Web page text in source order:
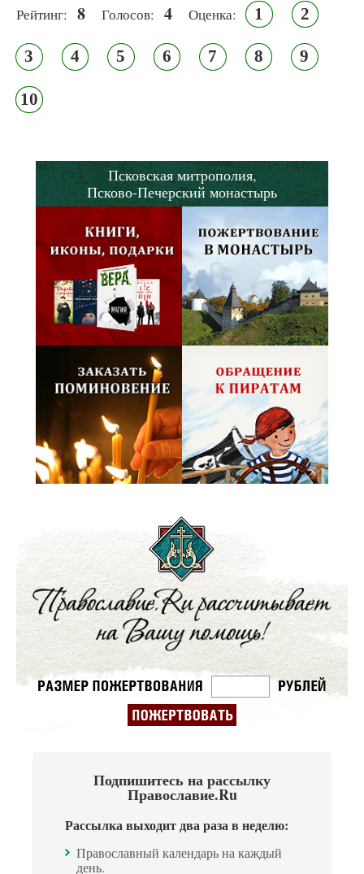
Рейтинг: 8 Голосов: 4 Оценка: 1 2
3 4 5 6 7 8 9
10
Псковская митрополия,
Псково-Печерский монастырь
Подпишитесь на рассылку
Православие.Ru
Рассылка выходит два раза в неделю:
Православный календарь на каждый
день.